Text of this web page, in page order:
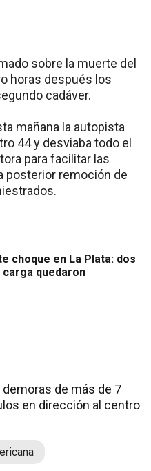
sobre la muerte del
horas después los
cadáver.
mañana la autopista
44 y desviaba todo el
para facilitar las
posterior remoción de
choque en La Plata: dos
quedaron
de más de 7
en dirección al centro